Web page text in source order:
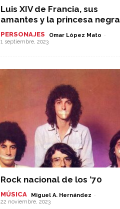
Luis XIV de Francia, sus
amantes y la princesa negra
PERSONAJES Omar López Mato -
1 septiembre, 2023
Rock nacional de los ’70
MÚSICA Miguel A. Hernández -
22 noviembre, 2023